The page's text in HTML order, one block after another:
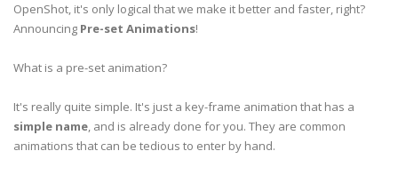
OpenShot, it's only logical that we make it better and faster, right?
Announcing Pre-set Animations!
What is a pre-set animation?
It's really quite simple. It's just a key-frame animation that has a
simple name, and is already done for you. They are common
animations that can be tedious to enter by hand.